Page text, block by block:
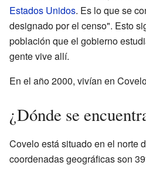
Estados Unidos. Es lo que se
designado por el censo". Esto
población que el gobierno
gente vive allí.
En el año 2000, vivían en
¿Dónde se
Covelo está situado en el norte
coordenadas geográficas son